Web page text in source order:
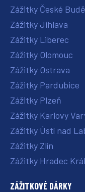
Zážitky České
Zážitky Jihlava
Zážitky Liberec
Zážitky Olomouc
Zážitky Ostrava
Zážitky Pardubice
Zážitky Plzeň
Zážitky Karlovy
Zážitky Ústí nad
Zážitky Zlín
Zážitky Hradec
ZÁŽITKOVÉ DÁRKY